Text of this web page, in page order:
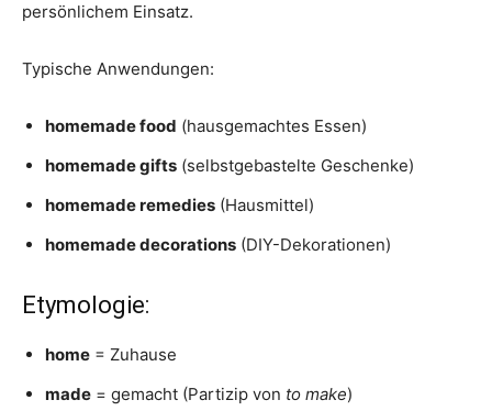
persönlichem Einsatz.
Typische Anwendungen:
homemade food (hausgemachtes Essen)
homemade gifts (selbstgebastelte Geschenke)
homemade remedies (Hausmittel)
homemade decorations (DIY-Dekorationen)
Etymologie:
home = Zuhause
made = gemacht (Partizip von to make)